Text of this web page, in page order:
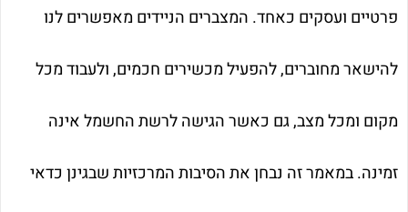
פרטיים ועסקים כאחד. המצברים הניידים מאפשרים לנו
להישאר מחוברים, להפעיל מכשירים חכמים, ולעבוד מכל
מקום ומכל מצב, גם כאשר הגישה לרשת החשמל אינה
זמינה. במאמר זה נבחן את הסיבות המרכזיות שבגינן כדאי